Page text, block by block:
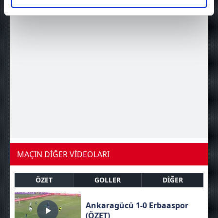
elimizden gelen çabayı gösterdiğimizi ve bu noktada,
reklamların maliyetlerimizi karşılamak noktasında tek gelir
kalemimiz olduğunu sizlere hatırlatmak isteriz.
Her halükârda, kullanıcılar, bu çerezlere izin vermedikleri
takdirde, kullanıcılara hedefli reklamlar
gösterilmeyecektir."
Sizlere daha iyi bir hizmet sunabilmek için İnternet
Sitemizde kendimize ve üçüncü kişilere ait çerezler
kullanılmaktadır. Bu çerezler vasıtasıyla çeşitli kişisel
verileriniz işlenmekte olup gerekli olan çerezler bilgi
toplumu hizmetlerinin sunulması amacıyla
kullanılmaktadır. Diğer çerezler, sitemizin daha işlevsel
kılınması ve kişiselleştirilmesi ve sizlere yönelik
reklam/pazarlama faaliyetlerinin yapılması, amaçlarıyla
sınırlı olarak açık rızanız dahilinde kullanılacaktır.
Çerezlere ilişkin tercihlerinizi aşağıda yer alan panel
MAÇIN DİĞER VİDEOLARI
ÖZET GOLLER DİĞER
Ankaragücü 1-0 Erbaaspor
(ÖZET)